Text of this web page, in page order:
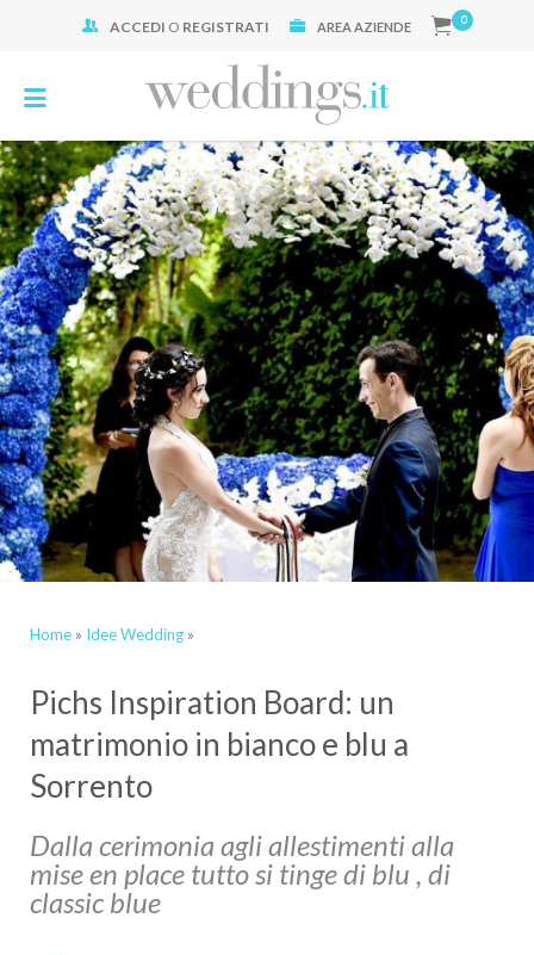
ACCEDI O REGISTRATI AREA AZIENDE 0
Home » Idee Wedding »
Pichs Inspiration Board: un
matrimonio in bianco e blu a
Sorrento
Dalla cerimonia agli allestimenti alla
mise en place tutto si tinge di blu , di
classic blue